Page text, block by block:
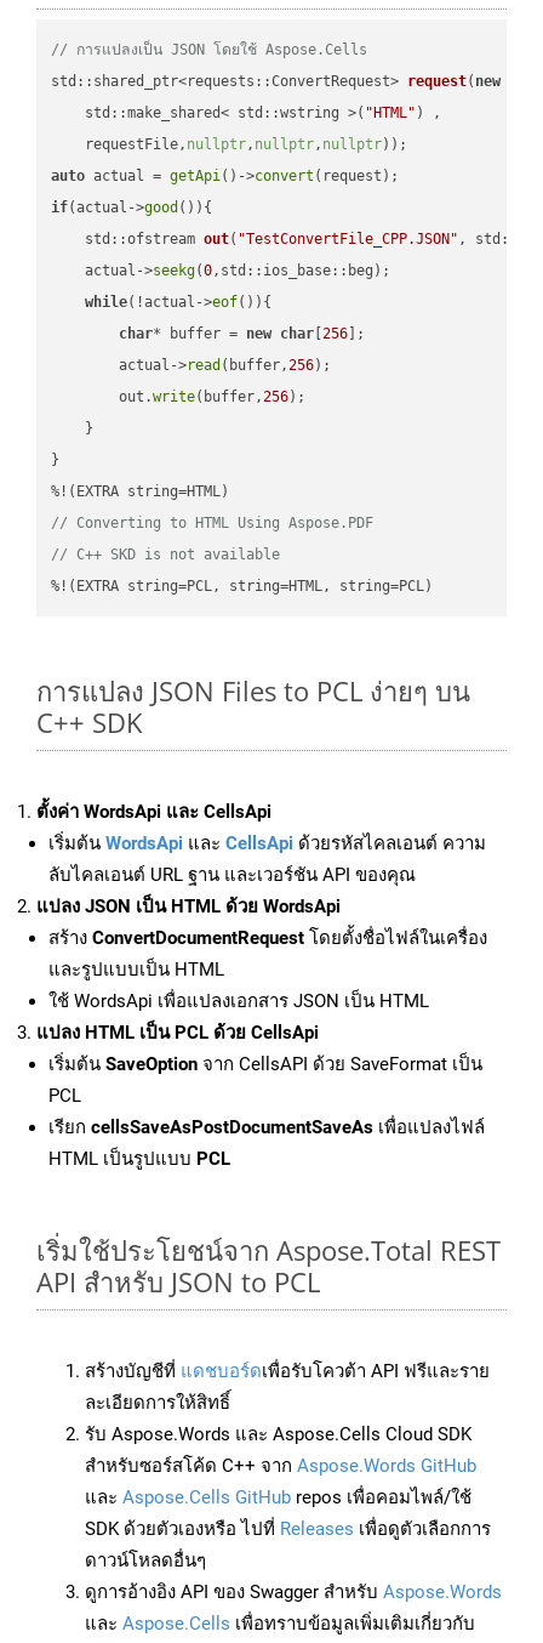
// การแปลงเป็น JSON โดยใช้ Aspose.Cells
std::shared_ptr<requests::ConvertRequest> request( new
    std::make_shared< std::wstring >(
"HTML" ) ,
    requestFile,
nullptr, nullptr, nullptr))
auto actual = getApi()->convert
if(actual->good ()){
std::ofstream out( "TestConvertFile_CPP.JSON" ,
    actual->
seekg(0,std::ios_base::beg);
while(!actual->eof()){
char* buffer = new char [256 ];
        actual->
read (buffer,256);
        out.
write(buffer,256);
    }
}
// Converting to HTML Using Aspose.PDF
// C++ SKD is not available
%!(EXTRA string=PCL, string=HTML, string=PCL)
การแปลง JSON Files to PCL ง่ายๆ บน
C++ SDK
ตั้งค่า WordsApi และ CellsApi
เริ่มต้น WordsApi และ CellsApi ด้วยรหัสไคลเอนต์ ความ
ลับไคลเอนต์ URL ฐาน และเวอร์ชัน API ของคุณ
แปลง JSON เป็น HTML ด้วย WordsApi
สร้าง ConvertDocumentRequest โดยตั้งชื่อไฟล์ในเครื่อง
และรูปแบบเป็น HTML
ใช้ WordsApi เพื่อแปลงเอกสาร JSON เป็น HTML
แปลง HTML เป็น PCL ด้วย CellsApi
เริ่มต้น SaveOption จาก CellsAPI ด้วย SaveFormat เป็น
PCL
เรียก cellsSaveAsPostDocumentSaveAs เพื่อแปลงไฟล์
HTML เป็นรูปแบบ PCL
เริ่มใช้ประโยชน์จาก Aspose.Total REST
API สำหรับ JSON to PCL
สร้างบัญชีที่ แดชบอร์ดเพื่อรับโควต้า API ฟรีและราย
ละเอียดการให้สิทธิ์
รับ Aspose.Words และ Aspose.Cells Cloud SDK
สำหรับซอร์สโค้ด C++ จาก Aspose.Words GitHub
และ Aspose.Cells GitHub repos เพื่อคอมไพล์/ใช้
SDK ด้วยตัวเองหรือ ไปที่ Releases เพื่อดูตัวเลือกการ
ดาวน์โหลดอื่นๆ
ดูการอ้างอิง API ของ Swagger สำหรับ Aspose.Words
และ Aspose.Cells เพื่อทราบข้อมูลเพิ่มเติมเกี่ยวกับ